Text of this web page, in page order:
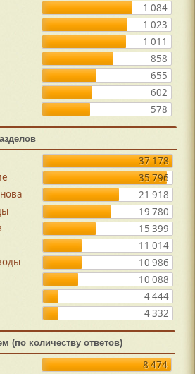
1 084
1 023
1 011
858
655
602
578
37 178
35 796
21 918
19 780
15 399
11 014
10 986
10 088
4 444
4 332
(по количеству ответов)
8 474